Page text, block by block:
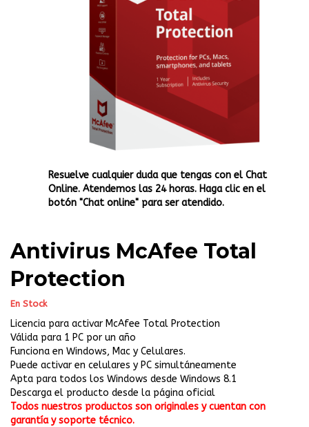
Resuelve cualquier duda que tengas con el Chat
Online. Atendemos las 24 horas. Haga clic en el
botón "Chat online" para ser atendido.
Antivirus McAfee Total
Protection
En Stock
Licencia para activar McAfee Total Protection
Válida para 1 PC por un año
Funciona en Windows, Mac y Celulares.
Puede activar en celulares y PC simultáneamente
Apta para todos los Windows desde Windows 8.1
Descarga el producto desde la página oficial
Todos nuestros productos son originales y cuentan con
garantía y soporte técnico.